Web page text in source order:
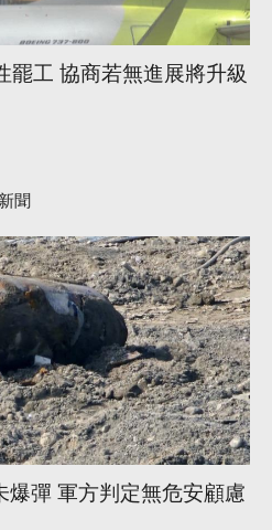
罷工 協商若無進展將升級
聞
爆彈 軍方判定無危安顧慮